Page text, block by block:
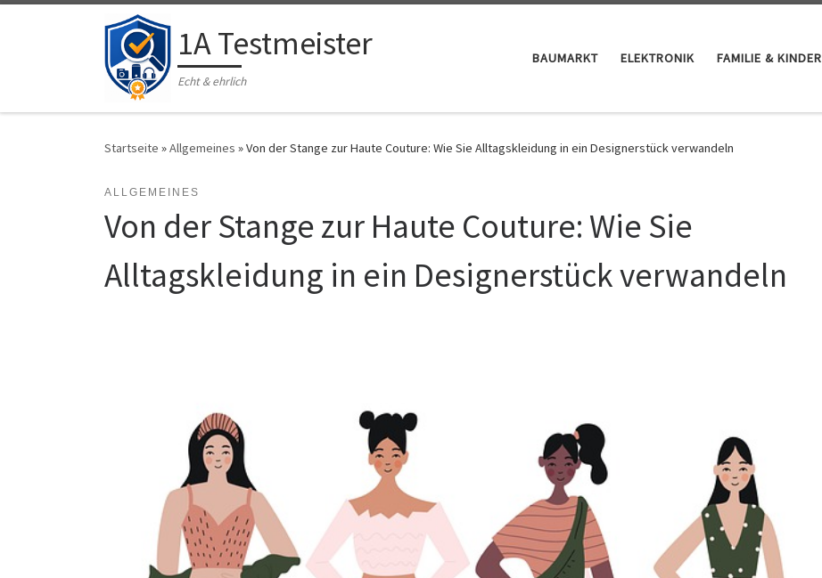
Zum Inhalt springen 1A Testmeister
Echt & ehrlich
BAUMARKT ELEKTRONIK FAMILIE & KINDER
Startseite »Allgemeines »Von der Stange zur Haute Couture: Wie Sie Alltagskleidung in ein Designerstück verwandeln
ALLGEMEINES
Von der Stange zur Haute Couture: Wie Sie
Alltagskleidung in ein Designerstück verwandeln